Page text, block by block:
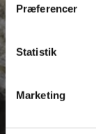
Præferencer
Statistik
Marketing